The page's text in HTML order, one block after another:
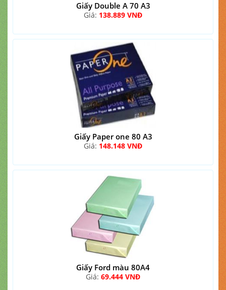
Giấy Double A 70 A3
Giá: 138.889 VNĐ
Giấy Paper one 80 A3
Giá: 148.148 VNĐ
Giấy Ford màu 80A4
Giá: 69.444 VNĐ